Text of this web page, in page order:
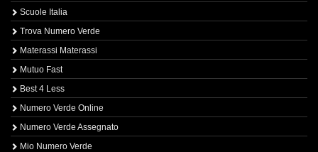
Scuole Italia
Trova Numero Verde
Materassi Materassi
Mutuo Fast
Best 4 Less
Numero Verde Online
Numero Verde Assegnato
Mio Numero Verde